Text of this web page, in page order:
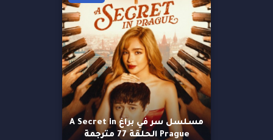
مسلسل سر في براغ A Secret in
Prague الحلقة 77 مترجمة